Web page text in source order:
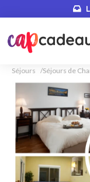
Séjours Séjours de